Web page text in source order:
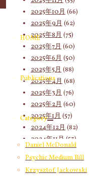
HOME
Publications
Category
Daniel McDonald
Psychic Medium Bill
Krzysztof Jackowski
2025年10月 (66)
2025年9月 (62)
2025年8月 (75)
2025年7月 (60)
2025年6月 (50)
2025年5月 (88)
2025年4月 (68)
2025年3月 (76)
2025年2月 (60)
2025年1月 (57)
2024年12月 (82)
2024年11月 (53)
2024年10月(65)
2024年9月(58)
2024年8月(65)